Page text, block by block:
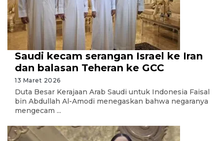
Saudi kecam serangan Israel ke Iran
dan balasan Teheran ke GCC
13 Maret 2026
Duta Besar Kerajaan Arab Saudi untuk Indonesia Faisal
bin Abdullah Al-Amodi menegaskan bahwa negaranya
mengecam ...